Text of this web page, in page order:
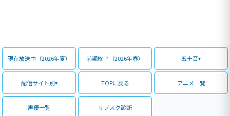
現在放送中（2026年夏） 前期終了（2026年春） 五十音
配信サイト別 TOPに戻る アニメ一覧
声優一覧 サブスク診断